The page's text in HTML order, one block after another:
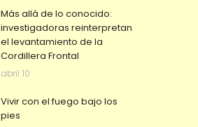
Más allá de lo conocido:
investigadoras reinterpretan
el levantamiento de la
Cordillera Frontal
abril 10
Vivir con el fuego bajo los
pies